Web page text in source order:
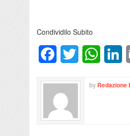
Condividilo Subito
FacebookTwitter
by Redazione